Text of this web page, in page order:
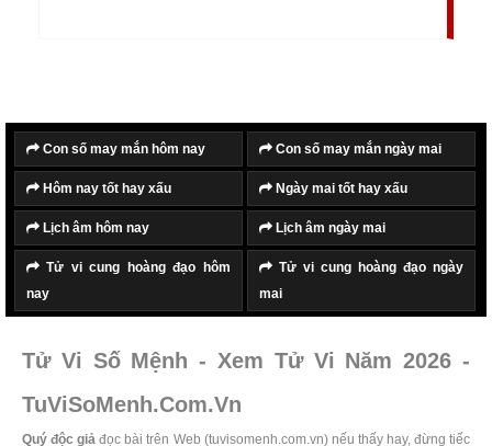
Con số may mắn hôm nay Con số may mắn ngày mai
Hôm nay tốt hay xấu Ngày mai tốt hay xấu
Lịch âm hôm nay Lịch âm ngày mai
Tử vi cung hoàng đạo hôm
nay
Tử vi cung hoàng đạo ngày
mai
Tử Vi Số Mệnh - Xem Tử Vi Năm 2026 -
TuViSoMenh.Com.Vn
Quý độc giả đọc bài trên Web (tuvisomenh.com.vn) nếu thấy hay, đừng tiếc